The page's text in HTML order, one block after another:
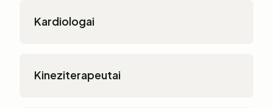
Kardiologai
Kineziterapeutai